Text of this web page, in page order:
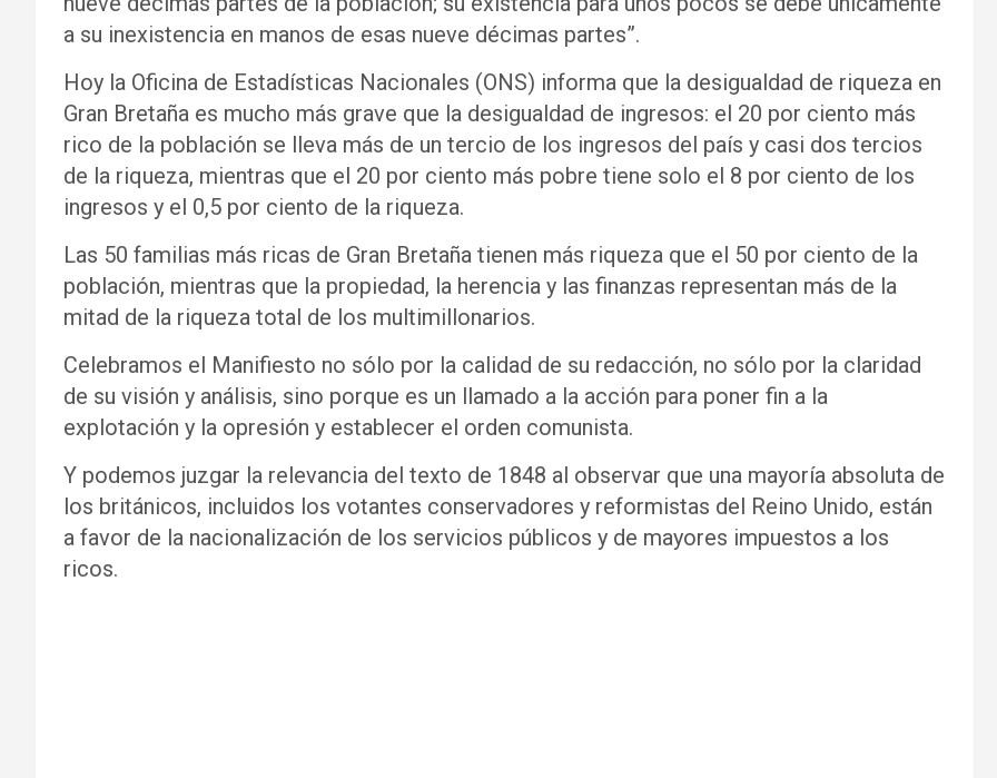
a su inexistencia en manos de esas nueve décimas partes”.
Hoy la Oficina de Estadísticas Nacionales (ONS) informa que la desigualdad de riqueza en
Gran Bretaña es mucho más grave que la desigualdad de ingresos: el 20 por ciento más
rico de la población se lleva más de un tercio de los ingresos del país y casi dos tercios
de la riqueza, mientras que el 20 por ciento más pobre tiene solo el 8 por ciento de los
ingresos y el 0,5 por ciento de la riqueza.
Las 50 familias más ricas de Gran Bretaña tienen más riqueza que el 50 por ciento de la
población, mientras que la propiedad, la herencia y las finanzas representan más de la
mitad de la riqueza total de los multimillonarios.
Celebramos el Manifiesto no sólo por la calidad de su redacción, no sólo por la claridad
de su visión y análisis, sino porque es un llamado a la acción para poner fin a la
explotación y la opresión y establecer el orden comunista.
Y podemos juzgar la relevancia del texto de 1848 al observar que una mayoría absoluta de
los británicos, incluidos los votantes conservadores y reformistas del Reino Unido, están
a favor de la nacionalización de los servicios públicos y de mayores impuestos a los
ricos.